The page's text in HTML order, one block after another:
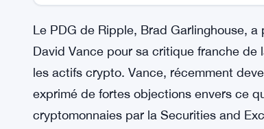
Le PDG de Ripple, Brad Garlinghouse,
David Vance pour sa critique franche
les actifs crypto. Vance, récemment
exprimé de fortes objections envers ce
cryptomonnaies par la Securities and